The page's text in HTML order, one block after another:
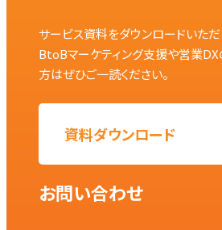
サービス資料をダウンロードいただ
BtoBマーケティング支援や営業
方はぜひご一読ください。
資料ダウンロード
お問い合わせ